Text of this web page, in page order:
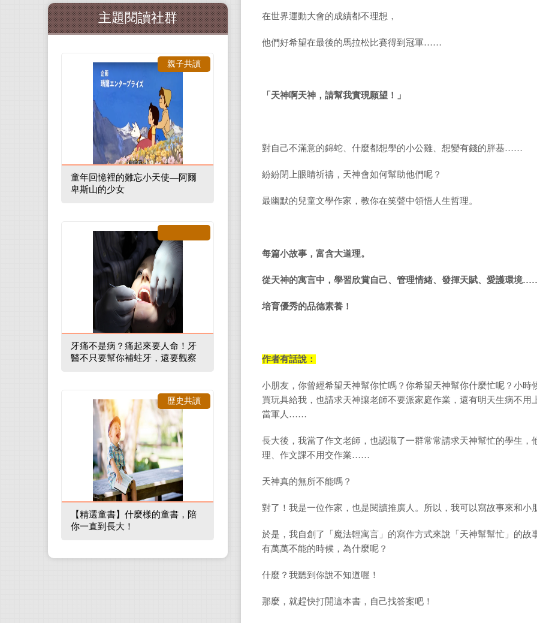
在世界運動大會的成績都不理想，
他們好希望在最後的馬拉松比賽得到冠軍……
「天神啊天神，請幫我實現願望！」
對自己不滿意的錦蛇、什麼都想學的小公雞、想變有錢的胖基……
紛紛閉上眼睛祈禱，天神會如何幫助他們呢？
最幽默的兒童文學作家，教你在笑聲中領悟人生哲理。
每篇小故事，富含大道理。
從天神的寓言中，學習欣賞自己、管理情緒、發揮天賦、愛護環境
培育優秀的品德素養！
作者有話說：
小朋友，你曾經希望天神幫你忙嗎？你希望天神幫你什麼忙呢？小
買玩具給我，也請求天神讓老師不要派家庭作業，還有明天生病不
當軍人……
長大後，我當了作文老師，也認識了一群常常請求天神幫忙的學生
理、作文課不用交作業……
天神真的無所不能嗎？
對了！我是一位作家，也是閱讀推廣人。所以，我可以寫故事來和
於是，我自創了「魔法輕寓言」的寫作方式來說「天神幫幫忙」的
有萬萬不能的時候，為什麼呢？
什麼？我聽到你說不知道喔！
那麼，就趕快打開這本書，自己找答案吧！
主題閱讀社群
童年回憶裡的難忘小天使—阿爾
卑斯山的少女
親子共讀
牙痛不是病？痛起來要人命！牙
醫不只要幫你補蛀牙，還要觀察
【精選童書】什麼樣的童書，陪
你一直到長大！
歷史共讀